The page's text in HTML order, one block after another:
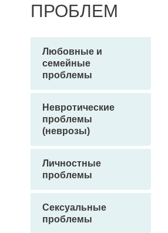
ПРОБЛЕМ
Любовные и
семейные
проблемы
Невротические
проблемы
(неврозы)
Личностные
проблемы
Сексуальные
проблемы